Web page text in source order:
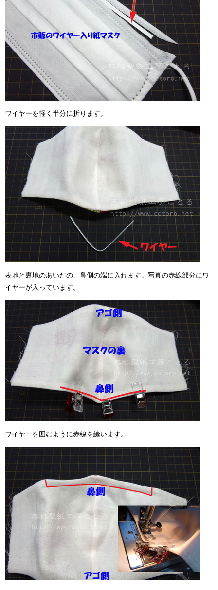
ワイヤーを軽く半分に折ります。
表地と裏地のあいだの、鼻側の端に入れます。写真の赤線部分にワ
イヤーが入っています。
ワイヤーを囲むように赤線を縫います。